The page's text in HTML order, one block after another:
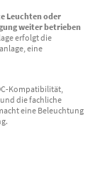
Leuchten oder
weiter betrieben
erfolgt die
eine
Kompatibilität,
die fachliche
eine Beleuchtung